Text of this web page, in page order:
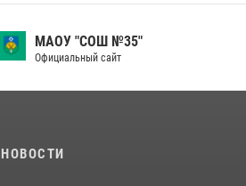
МАОУ "СОШ №35"
Официальный сайт
НОВОСТИ